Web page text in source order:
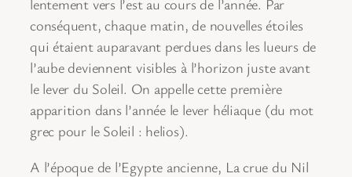
lentement vers l’est au cours de l’année. Par
conséquent, chaque matin, de nouvelles étoiles
qui étaient auparavant perdues dans les lueurs de
l’aube deviennent visibles à l’horizon juste avant
le lever du Soleil. On appelle cette première
apparition dans l’année le lever héliaque (du mot
grec pour le Soleil : helios).
A l’époque de l’Egypte ancienne, La crue du Nil